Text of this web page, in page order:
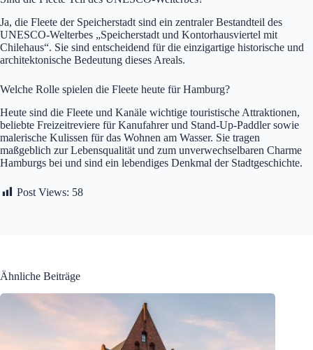
Ja, die Fleete der Speicherstadt sind ein zentraler Bestandteil des
UNESCO-Welterbes „Speicherstadt und Kontorhausviertel mit
Chilehaus“. Sie sind entscheidend für die einzigartige historische und
architektonische Bedeutung dieses Areals.
Welche Rolle spielen die Fleete heute für Hamburg?
Heute sind die Fleete und Kanäle wichtige touristische Attraktionen,
beliebte Freizeitreviere für Kanufahrer und Stand-Up-Paddler sowie
malerische Kulissen für das Wohnen am Wasser. Sie tragen
maßgeblich zur Lebensqualität und zum unverwechselbaren Charme
Hamburgs bei und sind ein lebendiges Denkmal der Stadtgeschichte.
Post Views: 58
Ähnliche Beiträge